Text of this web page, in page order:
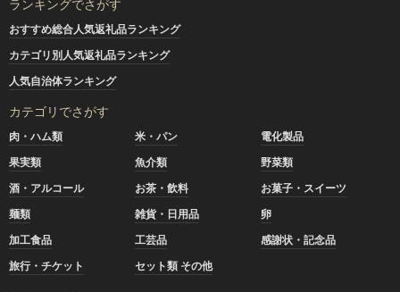
ランキングでさがす
おすすめ総合人気返礼品ランキング
カテゴリ別人気返礼品ランキング
人気自治体ランキング
カテゴリでさがす
肉・ハム類 米・パン
電化製品
果実類
魚介類
野菜類
酒・アルコール
お茶・飲料
お菓子・スイーツ
麺類
雑貨・日用品
卵
加工食品
工芸品
感謝状・記念品
旅行・チケット
セット類 その他